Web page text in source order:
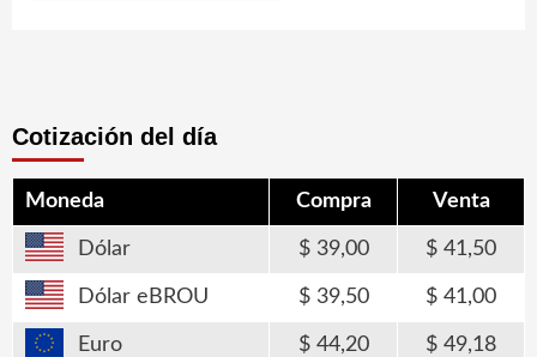
Cotización del día
Moneda Compra Venta
Dólar 39,00 41,50
Dólar eBROU 39,50 41,00
Euro 44,20 49,18